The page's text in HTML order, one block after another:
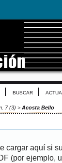
BUSCAR
7 (3) > Acosta Bello
cargar aquí si
(por ejemplo,